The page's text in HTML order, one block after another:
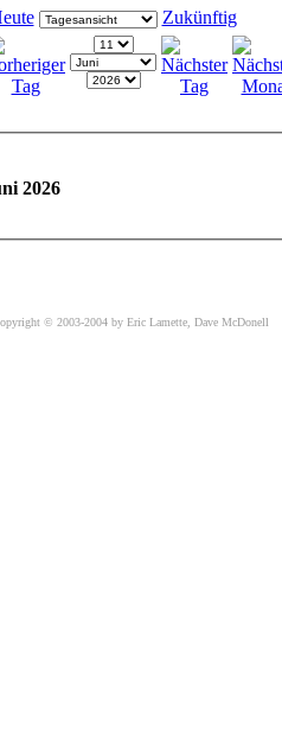
Zukünftig
2026
© 2003-2004 by Eric Lamette, Dave McDonell